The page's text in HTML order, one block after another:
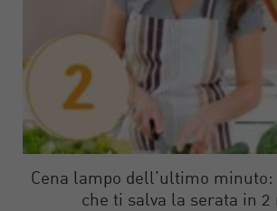
Cena lampo dell’ultimo minuto:
che ti salva la serata in 2